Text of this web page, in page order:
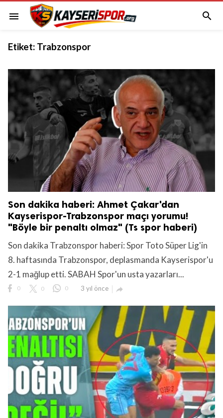
menu 
Etiket: Trabzonspor
Son dakika haberi: Ahmet Çakar'dan
Kayserispor-Trabzonspor maçı yorumu!
"Böyle bir penaltı olmaz" (Ts spor haberi)
Son dakika Trabzonspor haberi: Spor Toto Süper Lig'in
8. haftasında Trabzonspor, deplasmanda Kayserispor'u
2-1 mağlup etti. SABAH Spor'un usta yazarları...
0 0 0 3 yıl önce 